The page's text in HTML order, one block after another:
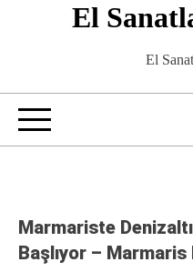
El
El
Marmariste
Başlıyor –